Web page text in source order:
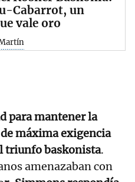
Cabarrot, un
vale oro
para mantener la
máxima exigencia
triunfo baskonista.
amenazaban con